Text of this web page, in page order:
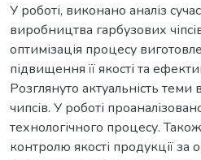
У роботі, виконано аналіз
виробництва гарбузових
оптимізація процесу
підвищення її якості та
Розглянуто актуальність
чипсів. У роботі
технологічного процесу.
контролю якості продукції за